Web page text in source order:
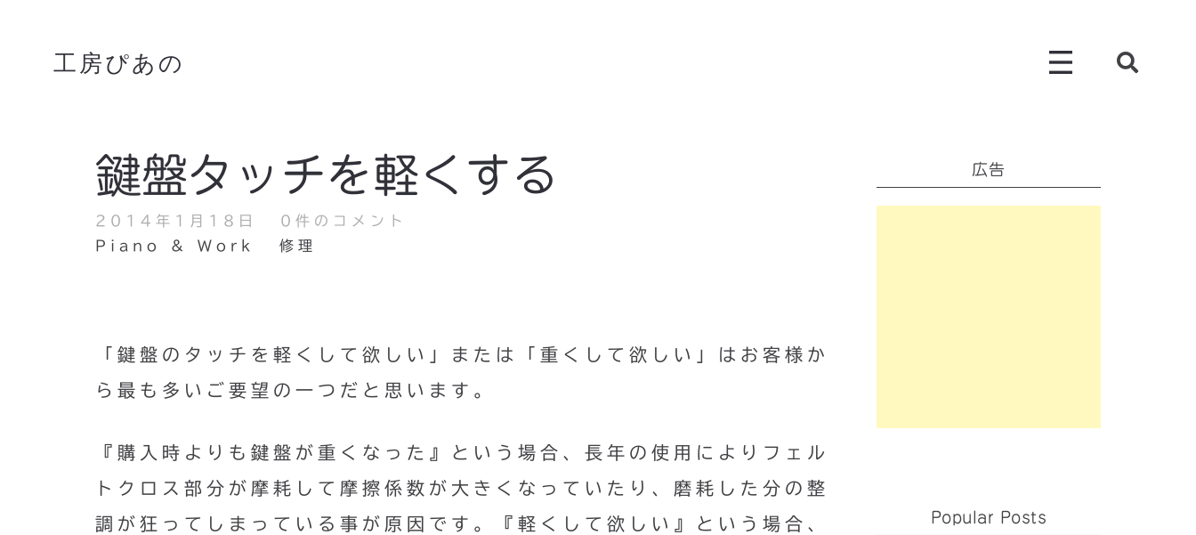
工房ぴあの
鍵盤タッチを軽くする
2014年1月18日
0件のコメント
Piano & Work
修理
「鍵盤のタッチを軽くして欲しい」または「重くして欲しい」はお客様か
ら最も多いご要望の一つだと思います。
『購入時よりも鍵盤が重くなった』という場合、長年の使用によりフェル
トクロス部分が摩耗して摩擦係数が大きくなっていたり、磨耗した分の整
調が狂ってしまっている事が原因です。『軽くして欲しい』という場合、
広告
Popular Posts